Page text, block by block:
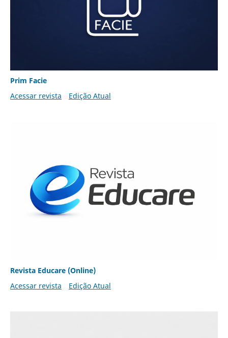
Prim Facie
Acessar revista
Edição Atual
Revista Educare (Online)
Acessar revista
Edição Atual